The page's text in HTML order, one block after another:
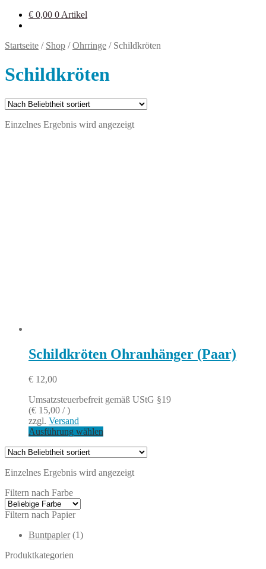
€ 0,00 0 Artikel
Startseite / Shop /Ohrringe / Schildkröten
Schildkröten
Einzelnes Ergebnis wird angezeigt
Schildkröten Ohranhänger (Paar)
€ 12,00
Umsatzsteuerbefreit gemäß UStG §19
(€ 15,00 / )
zzgl. Versand
Ausführung wählen
Einzelnes Ergebnis wird angezeigt
Filtern nach Farbe
Filtern nach Papier
Buntpapier (1)
Produktkategorien